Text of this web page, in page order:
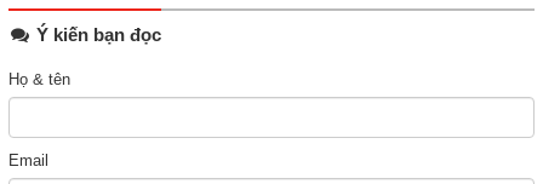
Ý kiến bạn đọc
Họ & tên
Email